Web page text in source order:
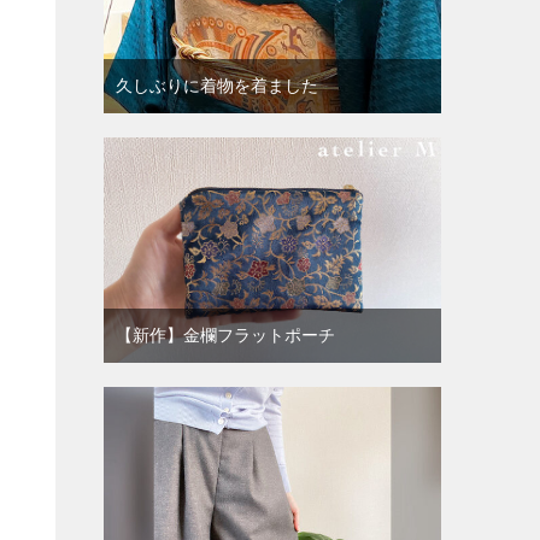
久しぶりに着物を着ました
【新作】金欄フラットポーチ